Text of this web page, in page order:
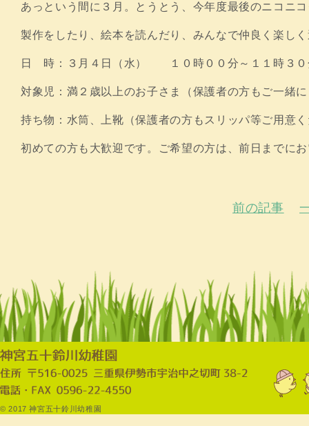
あっという間に３月。とうとう、今年度最後のニコニ
製作をしたり、絵本を読んだり、みんなで仲良く楽し
日 時：３月４日（水） １０時００分～１１時３０
対象児：満２歳以上のお子さま（保護者の方もご一緒
持ち物：水筒、上靴（保護者の方もスリッパ等ご用意
初めての方も大歓迎です。ご希望の方は、前日ま
前の記事
© 2017 神宮五十鈴川幼稚園